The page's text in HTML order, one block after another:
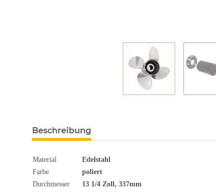
Beschreibung
Material
Edelstahl
Farbe
poliert
Durchmesser
13 1/4 Zoll, 337mm